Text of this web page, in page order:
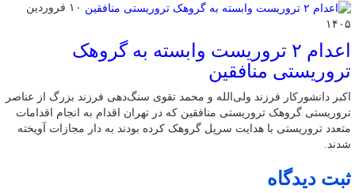
۱۰ فروردین
۱۴۰۵
اعدام ۲ تروریست وابسته به گروهک
تروریستی منافقین
اکبر دانشورکار فرزند ولی‌الله و محمد تقوی سنگ‌دهی فرزند بزرگ از عناصر
تروریستی گروهک تروریستی منافقین که در تهران اقدام به انجام اقدامات
متعدد تروریستی با هدایت سرپل گروهک کرده بودند به دار مجازات آویخته
شدند.
ثبت دیدگاه